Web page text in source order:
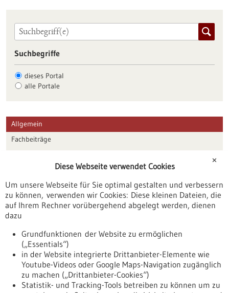
Suchbegriffe
dieses Portal
alle Portale
Allgemein
Fachbeiträge
Veranstaltungen
Erscheinungsdatum
✕
Diese Webseite verwendet Cookies
Um unsere Webseite für Sie optimal gestalten und verbessern
zu können, verwenden wir Cookies: Diese kleinen Dateien, die
auf Ihrem Rechner vorübergehend abgelegt werden, dienen
dazu
Grundfunktionen der Website zu ermöglichen
(„Essentials“)
in der Website integrierte Drittanbieter-Elemente wie
Youtube-Videos oder Google Maps-Navigation zugänglich
zu machen („Drittanbieter-Cookies“)
Statistik- und Tracking-Tools betreiben zu können um zu